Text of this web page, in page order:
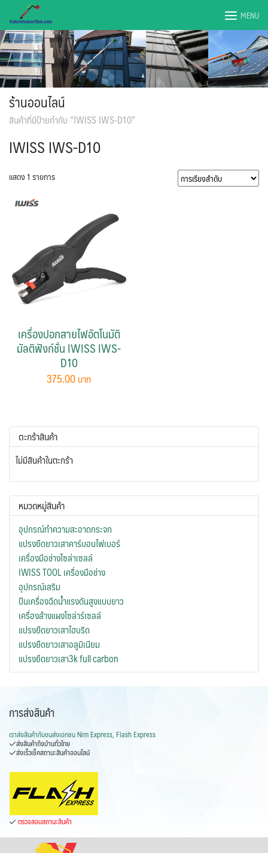
content
MENU
ร้านออนไลน์
สินค้าที่มีป้ายกำกับ “IWISS IWS-D10”
IWISS IWS-D10
แสดง 1 รายการ
เครื่องปอกสายไฟอัตโนมัติ
มัลติฟังก์ชั่น IWISS IWS-
D10
375.00
ตะกร้าสินค้า
ไม่มีสินค้าในตะกร้า
หมวดหมู่สินค้า
อุปกรณ์ทำความสะอาดกระจก
แปรงยืดยาวเสาคาร์บอนไฟเบอร์
เครื่องมือช่างโซล่าเซลล์
IWISS TOOL เครื่องมือช่าง
อุปกรณ์เสริม
ปืนเครื่องฉีดน้ำแรงดันสูงแบบยาว
เครื่องล้างแผงโซล่าร์เซลล์
แปรงยืดยาวเสาไฮบริด
แปรงยืดยาวเสาอลูมิเนียม
แปรงยืดยาวเสา3k full carbon
การส่งสินค้า
เราส่งสินค้ากับขนส่งเอกชน Nim Express, Flash Express
ส่งสินค้าถึงบ้านทั่วไทย
ส่งเร็วเช็คสถานะสินค้าออนไลน์
ตรวจสอบสถานะสินค้า